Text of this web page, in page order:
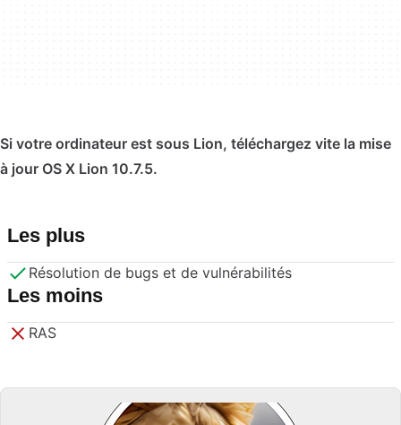
Si votre ordinateur est sous Lion, téléchargez vite la mise
à jour OS X Lion 10.7.5.
Les plus
Résolution de bugs et de vulnérabilités
Les moins
RAS